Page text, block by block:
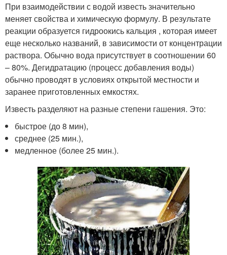
При взаимодействии с водой известь значительно
меняет свойства и химическую формулу. В результате
реакции образуется гидроокись кальция , которая имеет
еще несколько названий, в зависимости от концентрации
раствора. Обычно вода присутствует в соотношении 60
– 80%. Дегидратацию (процесс добавления воды)
обычно проводят в условиях открытой местности и
заранее приготовленных емкостях.
Известь разделяют на разные степени гашения. Это:
быстрое (до 8 мин),
среднее (25 мин.),
медленное (более 25 мин.).